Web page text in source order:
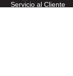
Servicio al Cliente